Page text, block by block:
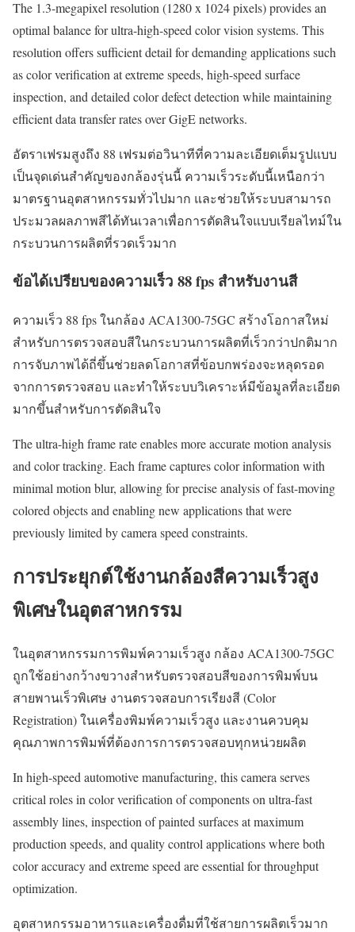
The 1.3-megapixel resolution (1280 x 1024 pixels) provides an
optimal balance for ultra-high-speed color vision systems. This
resolution offers sufficient detail for demanding applications such
as color verification at extreme speeds, high-speed surface
inspection, and detailed color defect detection while maintaining
efficient data transfer rates over GigE networks.
อัตราเฟรมสูงถึง 88 เฟรมต่อวินาทีที่ความละเอียดเต็มรูปแบบ
เป็นจุดเด่นสำคัญของกล้องรุ่นนี้ ความเร็วระดับนี้เหนือกว่า
มาตรฐานอุตสาหกรรมทั่วไปมาก และช่วยให้ระบบสามารถ
ประมวลผลภาพสีได้ทันเวลาเพื่อการตัดสินใจแบบเรียลไทม์ใน
กระบวนการผลิตที่รวดเร็วมาก
ข้อได้เปรียบของความเร็ว 88 fps สำหรับงานสี
ความเร็ว 88 fps ในกล้อง ACA1300-75GC สร้างโอกาสใหม่
สำหรับการตรวจสอบสีในกระบวนการผลิตที่เร็วกว่าปกติมาก
การจับภาพได้ถี่ขึ้นช่วยลดโอกาสที่ข้อบกพร่องจะหลุดรอด
จากการตรวจสอบ และทำให้ระบบวิเคราะห์มีข้อมูลที่ละเอียด
มากขึ้นสำหรับการตัดสินใจ
The ultra-high frame rate enables more accurate motion analysis
and color tracking. Each frame captures color information with
minimal motion blur, allowing for precise analysis of fast-moving
colored objects and enabling new applications that were
previously limited by camera speed constraints.
การประยุกต์ใช้งานกล้องสีความเร็วสูง
พิเศษในอุตสาหกรรม
ในอุตสาหกรรมการพิมพ์ความเร็วสูง กล้อง ACA1300-75GC
ถูกใช้อย่างกว้างขวางสำหรับตรวจสอบสีของการพิมพ์บน
สายพานเร็วพิเศษ งานตรวจสอบการเรียงสี (Color
Registration) ในเครื่องพิมพ์ความเร็วสูง และงานควบคุม
คุณภาพการพิมพ์ที่ต้องการการตรวจสอบทุกหน่วยผลิต
In high-speed automotive manufacturing, this camera serves
critical roles in color verification of components on ultra-fast
assembly lines, inspection of painted surfaces at maximum
production speeds, and quality control applications where both
color accuracy and extreme speed are essential for throughput
optimization.
อุตสาหกรรมอาหารและเครื่องดื่มที่ใช้สายการผลิตเร็วมาก